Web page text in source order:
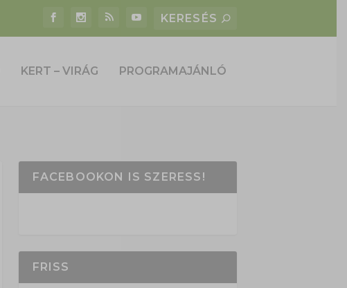
KERT – VIRÁG PROGRAMAJÁNLÓ
FACEBOOKON IS SZERESS!
FRISS